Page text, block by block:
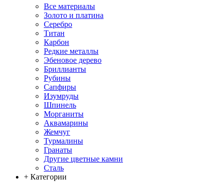
Все материалы
Золото и платина
Серебро
Титан
Карбон
Редкие металлы
Эбеновое дерево
Бриллианты
Рубины
Сапфиры
Изумруды
Шпинель
Морганиты
Аквамарины
Жемчуг
Турмалины
Гранаты
Другие цветные камни
Сталь
+ Категории